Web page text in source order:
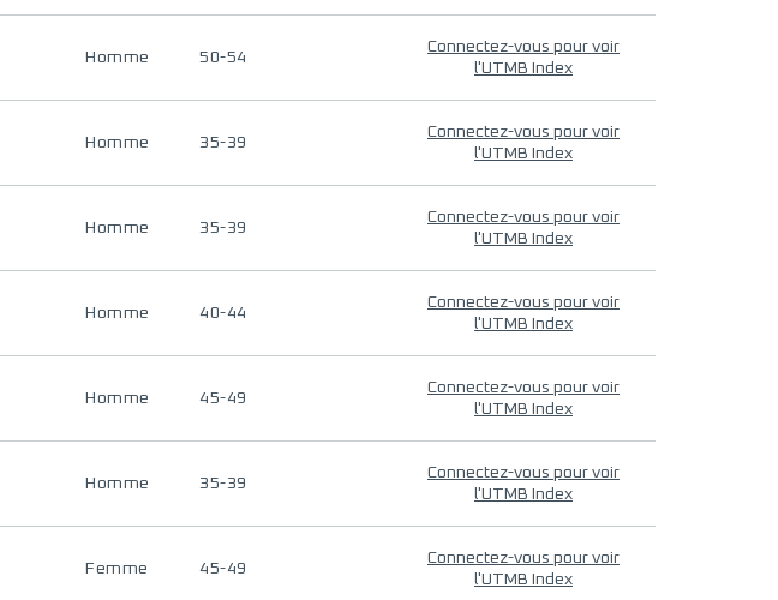
Homme 50-54
Connectez-vous pour voir
l'UTMB Index
Homme 35-39
Connectez-vous pour voir
l'UTMB Index
Homme 35-39
Connectez-vous pour voir
l'UTMB Index
Homme 40-44
Connectez-vous pour voir
l'UTMB Index
Homme 45-49
Connectez-vous pour voir
l'UTMB Index
Homme 35-39
Connectez-vous pour voir
l'UTMB Index
Femme 45-49
Connectez-vous pour voir
l'UTMB Index